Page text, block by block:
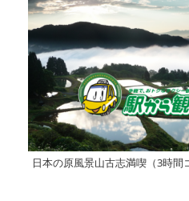
日本の原風景山古志満喫（3時間